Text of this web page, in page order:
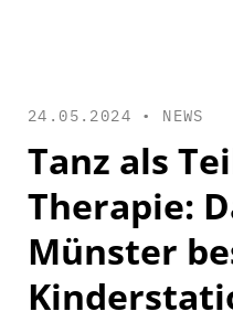
24.05.2024 • NEWS
Tanz als
Therapie:
Münster